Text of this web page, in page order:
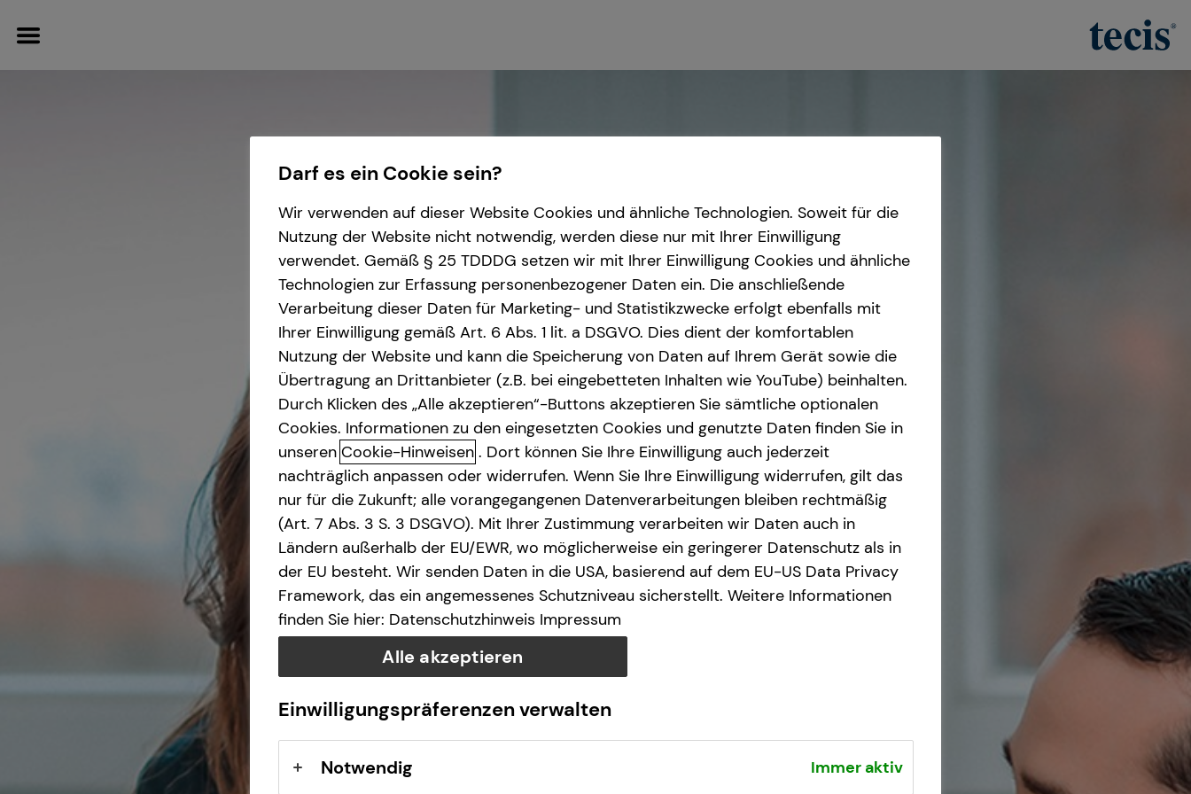
Immobilienfinanzierung
Betriebliche Altersvorsorge
Kapitalanlage Immobilien
Gewerbliche Versicherungen
Arbeitskraftabsicherung
Kindervorsorge
Darf es ein Cookie sein?
Wir verwenden auf dieser Website Cookies und ähnliche Technologien. Soweit für die
Nutzung der Website nicht notwendig, werden diese nur mit Ihrer Einwilligung
verwendet. Gemäß § 25 TDDDG setzen wir mit Ihrer Einwilligung Cookies und ähnliche
Technologien zur Erfassung personenbezogener Daten ein. Die anschließende
Verarbeitung dieser Daten für Marketing- und Statistikzwecke erfolgt ebenfalls mit
Ihrer Einwilligung gemäß Art. 6 Abs. 1 lit. a DSGVO. Dies dient der komfortablen
Nutzung der Website und kann die Speicherung von Daten auf Ihrem Gerät sowie die
Übertragung an Drittanbieter (z.B. bei eingebetteten Inhalten wie YouTube) beinhalten.
Durch Klicken des „Alle akzeptieren“-Buttons akzeptieren Sie sämtliche optionalen
Cookies. Informationen zu den eingesetzten Cookies und genutzte Daten finden Sie in
unseren Cookie-Hinweisen . Dort können Sie Ihre Einwilligung auch jederzeit
nachträglich anpassen oder widerrufen. Wenn Sie Ihre Einwilligung widerrufen, gilt das
nur für die Zukunft; alle vorangegangenen Datenverarbeitungen bleiben rechtmäßig
(Art. 7 Abs. 3 S. 3 DSGVO). Mit Ihrer Zustimmung verarbeiten wir Daten auch in
Ländern außerhalb der EU/EWR, wo möglicherweise ein geringerer Datenschutz als in
der EU besteht. Wir senden Daten in die USA, basierend auf dem EU-US Data Privacy
Framework, das ein angemessenes Schutzniveau sicherstellt. Weitere Informationen
finden Sie hier: Datenschutzhinweis Impressum
Alle akzeptieren
Einwilligungspräferenzen verwalten
Notwendig Immer aktiv